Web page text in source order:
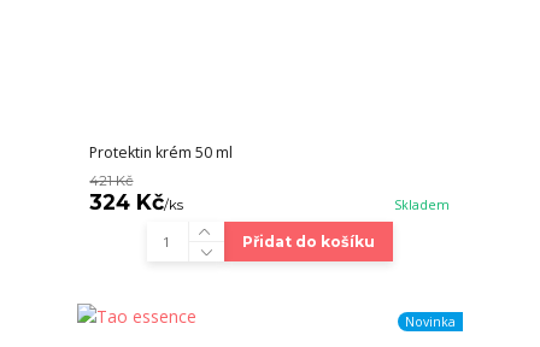
Protektin krém 50 ml
421 Kč
324 Kč/ks Skladem
Přidat do košíku
Novinka